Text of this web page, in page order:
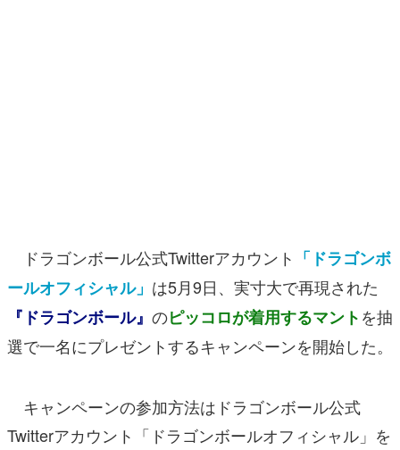
ドラゴンボール公式Twitterアカウント 「ドラゴンボ
ールオフィシャル」 は5月9日、実寸大で再現された
『ドラゴンボール』 のピッコロが着用するマントを抽
選で一名にプレゼントするキャンペーンを開始した。
キャンペーンの参加方法はドラゴンボール公式
Twitterアカウント「ドラゴンボールオフィシャル」を